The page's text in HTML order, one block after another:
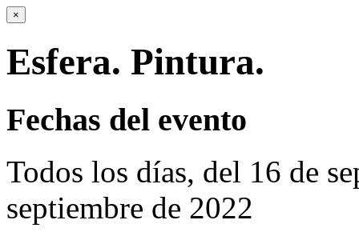
×
Esfera. Pintura.
Fechas del evento
Todos los días, del 16 de
septiembre de 2022